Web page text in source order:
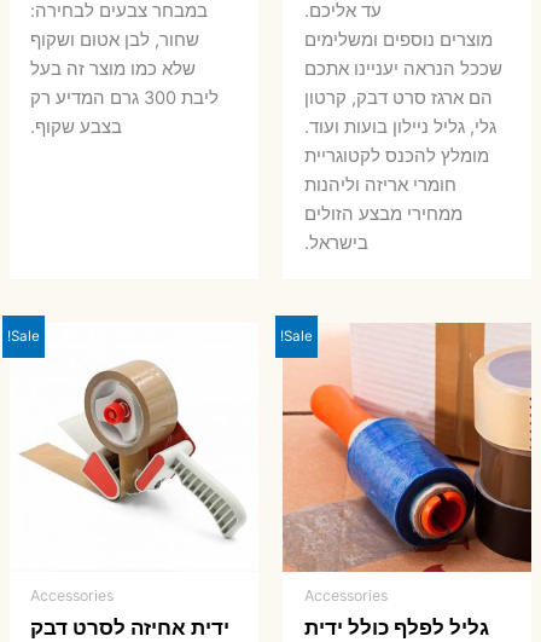
עד אליכם.
מוצרים נוספים ומשלימים
שככל הנראה יעניינו אתכם
הם ארגז סרט דבק, קרטון
גלי, גליל ניילון בועות ועוד.
מומלץ להכנס לקטוגריית
חומרי אריזה וליהנות
ממחירי מבצע הזולים
בישראל.
במבחר צבעים לבחירה:
שחור, לבן אטום ושקוף
שלא כמו מוצר זה בעל
ליבת 300 גרם המדיע רק
בצבע שקוף.
Sale!
Accessories
גליל לפלף כולל ידית
Sale!
Accessories
ידית אחיזה לסרט דבק